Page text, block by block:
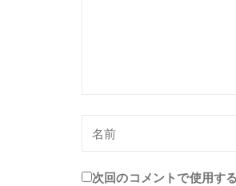
次回のコメントで使用す